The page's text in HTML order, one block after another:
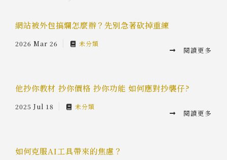
我的作品
網站被外包搞爛怎麼辦？先別急著砍掉重練
2026 Mar 26 未分類
閱讀更多
他抄你教材 抄你價格 抄你功能 如何應對抄襲仔?
2025 Jul 18 未分類
閱讀更多
如何克服AI工具帶來的焦慮？